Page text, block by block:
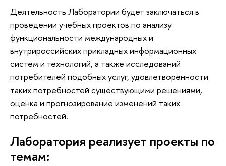
Деятельность Лаборатории будет заключаться в
проведении учебных проектов по анализу
функциональности международных и
внутрироссийских прикладных информационных
систем и технологий, а также исследований
потребителей подобных услуг, удовлетворённости
таких потребностей существующими решениями,
оценка и прогнозирование изменений таких
потребностей.
Лаборатория реализует проекты по
темам: